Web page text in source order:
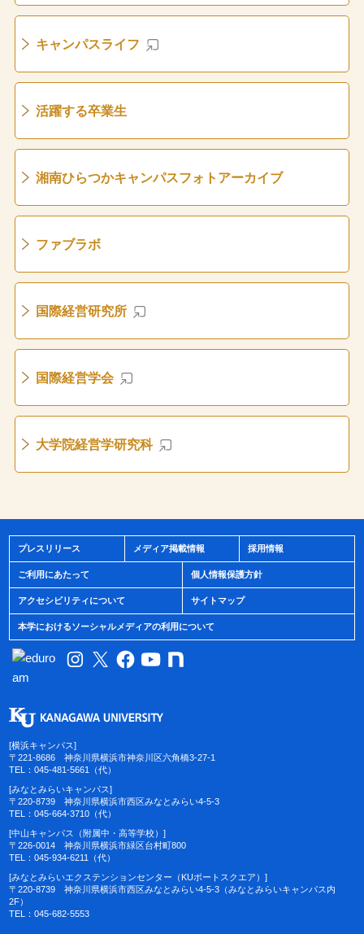
キャンパスライフ
活躍する卒業生
湘南ひらつかキャンパスフォトアーカイブ
ファブラボ
国際経営研究所
国際経営学会
大学院経営学研究科
プレスリリース メディア掲載情報 採用情報
ご利用にあたって 個人情報保護方針
アクセシビリティについて サイトマップ
本学におけるソーシャルメディアの利用について
[横浜キャンパス]
〒221-8686 神奈川県横浜市神奈川区六角橋3-27-1
TEL：045-481-5661（代）
[みなとみらいキャンパス]
〒220-8739 神奈川県横浜市西区みなとみらい4-5-3
TEL：045-664-3710（代）
[中山キャンパス（附属中・高等学校）]
〒226-0014 神奈川県横浜市緑区台村町800
TEL：045-934-6211（代）
[みなとみらいエクステンションセンター（KUポートスクエア）]
〒220-8739 神奈川県横浜市西区みなとみらい4-5-3（みなとみらいキャンパス内
2F）
TEL：045-682-5553